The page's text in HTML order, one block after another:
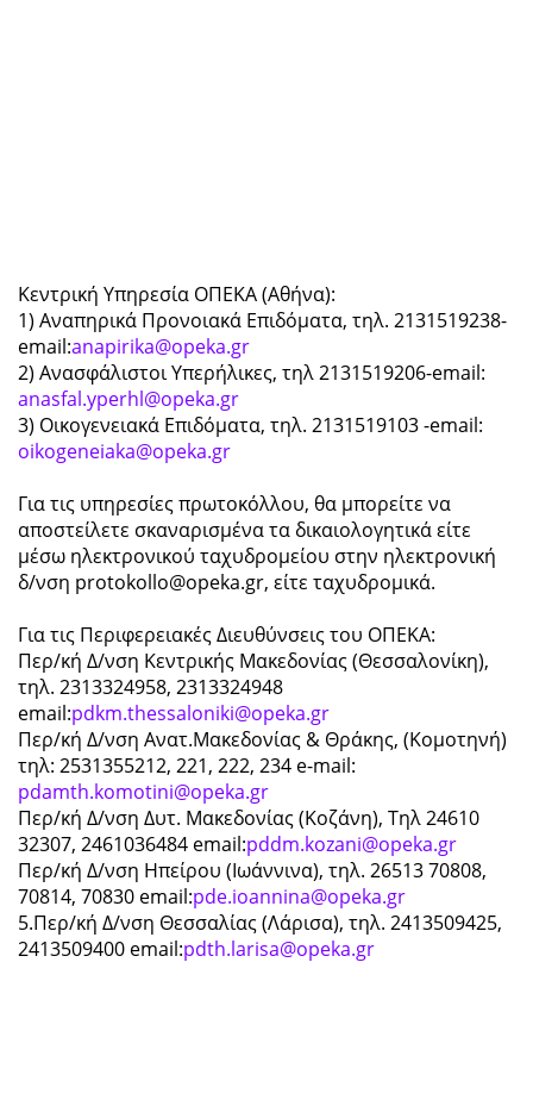
Κεντρική Υπηρεσία ΟΠΕΚΑ (Αθήνα):
1) Αναπηρικά Προνοιακά Επιδόματα, τηλ. 2131519238-
email:anapirika@opeka.gr
2) Ανασφάλιστοι Υπερήλικες, τηλ 2131519206-email:
anasfal.yperhl@opeka.gr
3) Οικογενειακά Επιδόματα, τηλ. 2131519103 -email:
oikogeneiaka@opeka.gr
Για τις υπηρεσίες πρωτοκόλλου, θα μπορείτε να
αποστείλετε σκαναρισμένα τα δικαιολογητικά είτε
μέσω ηλεκτρονικού ταχυδρομείου στην ηλεκτρονική
δ/νση protokollo@opeka.gr, είτε ταχυδρομικά.
Για τις Περιφερειακές Διευθύνσεις του ΟΠΕΚΑ:
Περ/κή Δ/νση Κεντρικής Μακεδονίας (Θεσσαλονίκη),
τηλ. 2313324958, 2313324948
email:pdkm.thessaloniki@opeka.gr
Περ/κή Δ/νση Ανατ.Μακεδονίας & Θράκης, (Κομοτηνή)
τηλ: 2531355212, 221, 222, 234 e-mail:
pdamth.komotini@opeka.gr
Περ/κή Δ/νση Δυτ. Μακεδονίας (Κοζάνη), Τηλ 24610
32307, 2461036484 email:pddm.kozani@opeka.gr
Περ/κή Δ/νση Ηπείρου (Ιωάννινα), τηλ. 26513 70808,
70814, 70830 email:pde.ioannina@opeka.gr
5.Περ/κή Δ/νση Θεσσαλίας (Λάρισα), τηλ. 2413509425,
2413509400 email:pdth.larisa@opeka.gr